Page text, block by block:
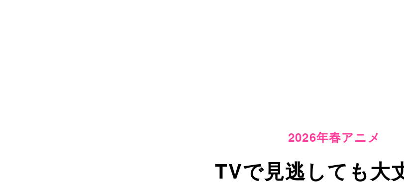
2026年春アニメ
TVで見逃しても大